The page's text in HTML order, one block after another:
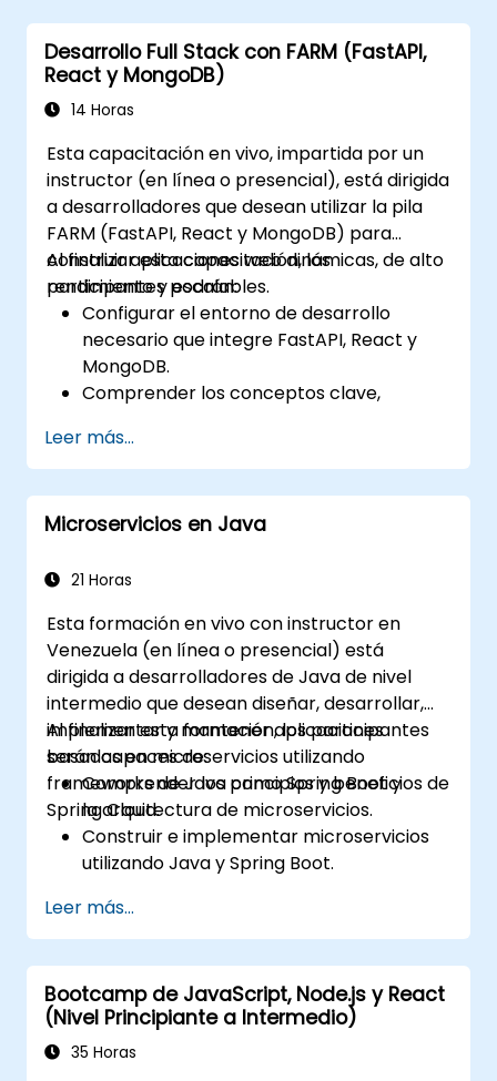
Habilitar la autenticación del lado del
servidor y del lado del cliente.
Implementar las bibliotecas React y
Redux para gestionar aplicaciones
Reducir el código y optimizar el
rendimiento de una aplicación.
Probar e implementar una aplicación.
Desarrollo Full Stack con FARM (FastAPI,
React y MongoDB)
14 Horas
Esta capacitación en vivo, impartida por un
instructor (en línea o presencial), está dirigida
a desarrolladores que desean utilizar la pila
FARM (FastAPI, React y MongoDB) para
construir aplicaciones web dinámicas, de alto
rendimiento y escalables.
Al finalizar esta capacitación, los
participantes podrán:
Configurar el entorno de desarrollo
necesario que integre FastAPI, React y
MongoDB.
Comprender los conceptos clave,
FARM.
Aprender a construir APIs REST con
FastAPI.
Aprender a diseñar aplicaciones
Desarrollar, probar e implementar
utilizando la pila FARM.
Leer más...
Microservicios en Java
21 Horas
Esta formación en vivo con instructor en
Venezuela (en línea o presencial) está
dirigida a desarrolladores de Java de nivel
intermedio que desean diseñar, desarrollar,
implementar y mantener aplicaciones
basadas en microservicios utilizando
frameworks de Java como Spring Boot y
Spring Cloud.
Al finalizar esta formación, los participantes
serán capaces de:
Comprender los principios y beneficios de
la arquitectura de microservicios.
Construir e implementar microservicios
utilizando Java y Spring Boot.
servicios, gestión de configuraciones y
pasarelas API (API Gateways).
Asegurar, monitorear y escalar los
microservicios de manera efectiva.
Implementar microservicios usando
Docker y Kubernetes.
Leer más...
Bootcamp de JavaScript, Node.js y React
(Nivel Principiante a Intermedio)
35 Horas